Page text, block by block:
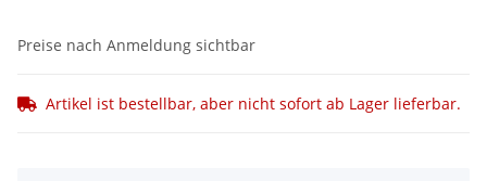
Preise nach Anmeldung sichtbar
Artikel ist bestellbar, aber nicht sofort ab Lager lieferbar.